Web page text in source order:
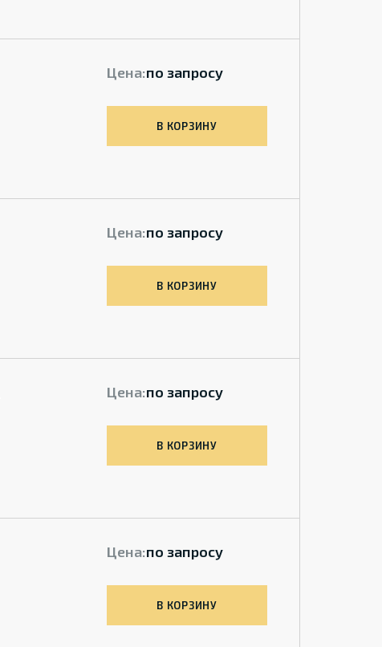
Цена:по запросу
В КОРЗИНУ
Цена:по запросу
В КОРЗИНУ
Цена:по запросу
В КОРЗИНУ
Цена:по запросу
В КОРЗИНУ